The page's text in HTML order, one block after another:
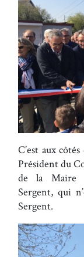
C’est aux
Président du
de la Maire
Sergent, qui
Sergent.